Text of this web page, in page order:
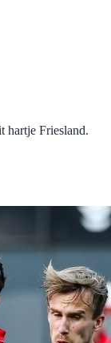
hartje Friesland.